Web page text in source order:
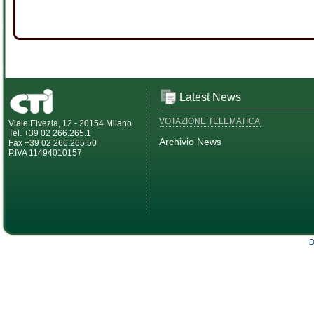
Viale Elvezia, 12 - 20154 Milano
Tel. +39 02 266.265.1
Fax +39 02 266.265.50
P.IVA 11494010157
Latest News
VOTAZIONE TELEMATICA
Archivio News